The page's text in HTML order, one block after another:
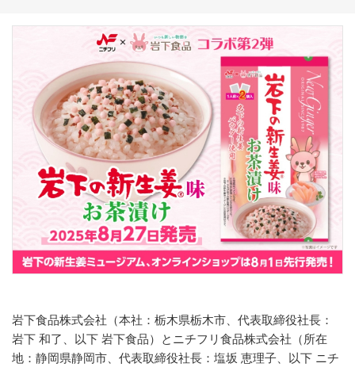
本社所在地
> メディア掲載
岩下の新生姜について 岩下のらっきょうにつ
岩下の新生姜万年筆インク 書く描くコンテ
岩下の新生姜Sing＆
～ニュージンジャーイ
岩下食品株式会社（本社：栃木県栃木市、代表取締役社長：
岩下 和了、以下 岩下食品）とニチフリ食品株式会社（所在
地：静岡県静岡市、代表取締役社長：塩坂 恵理子、以下 ニチ